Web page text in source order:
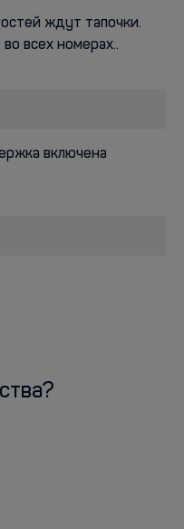
ждут тапочки.
всех номерах..
включена